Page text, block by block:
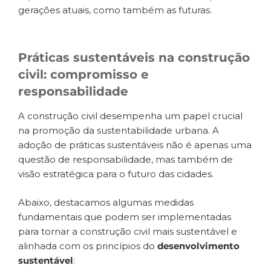
gerações atuais, como também as futuras.
Práticas sustentáveis na construção
civil: compromisso e
responsabilidade
A construção civil desempenha um papel crucial
na promoção da sustentabilidade urbana. A
adoção de práticas sustentáveis não é apenas uma
questão de responsabilidade, mas também de
visão estratégica para o futuro das cidades.
Abaixo, destacamos algumas medidas
fundamentais que podem ser implementadas
para tornar a construção civil mais sustentável e
alinhada com os princípios do desenvolvimento
sustentável: